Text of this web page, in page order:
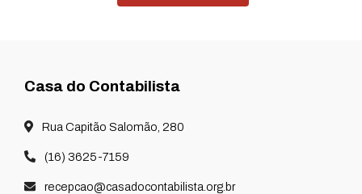
Casa do Contabilista
Rua Capitão Salomão, 280
(16) 3625-7159
recepcao@casadocontabilista.org.br